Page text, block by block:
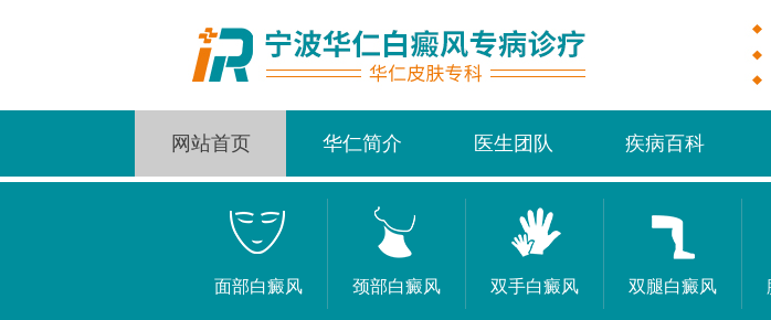
网站首页 华仁简介 医生团队 疾病百科
面部白癜风 颈部白癜风 双手白癜风 双腿白癜风